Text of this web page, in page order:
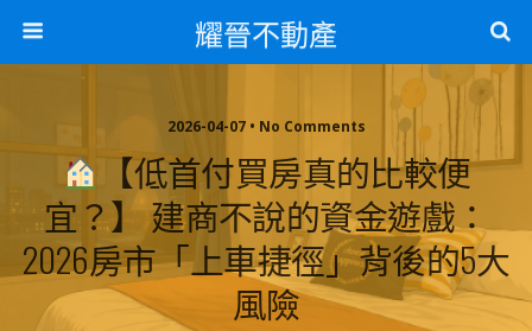
耀晉不動產
2026-04-07 • No Comments
【低首付買房真的比較便
宜？】 建商不說的資金遊戲：
2026房市「上車捷徑」背後的5大
風險